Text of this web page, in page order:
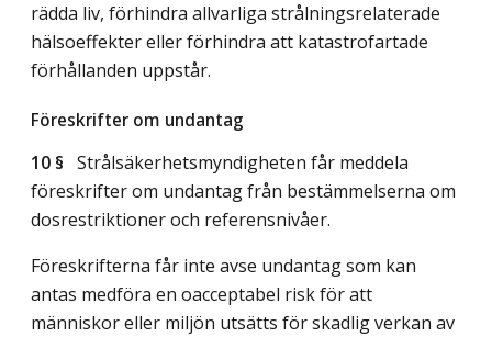
rädda liv, förhindra allvarliga strålningsrelaterade
hälsoeffekter eller förhindra att katastrofartade
förhållanden uppstår.
Föreskrifter om undantag
10 § Strålsäkerhetsmyndigheten får meddela
föreskrifter om undantag från bestämmelserna om
dosrestriktioner och referensnivåer.
Föreskrifterna får inte avse undantag som kan
antas medföra en oacceptabel risk för att
människor eller miljön utsätts för skadlig verkan av